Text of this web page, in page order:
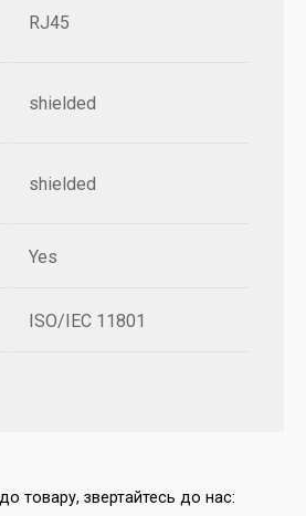
RJ45
shielded
shielded
Yes
ISO/IEC 11801
товару, звертайтесь до нас: